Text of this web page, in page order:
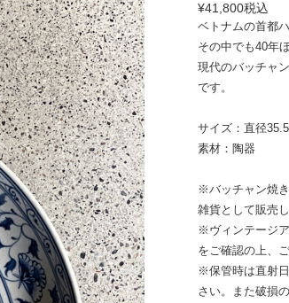
¥41,800税込
ベトナムの首都
その中でも40年
現代のバッチャ
です。
サイズ：直径
素材：陶器
※バッチャン焼
雑貨として販売
※ヴィンテージ
をご確認の上、
※保管時は直射
さい。また破損